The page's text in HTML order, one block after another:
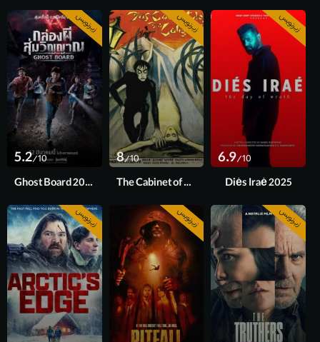
زیرنویس
6.9/10
Diés Iraé 2025
زیرنویس
8/10
The Cabinet of Dr. Caligari 1920
زیرنویس
5.2/10
Ghost Board 2026
زیرنویس زیرنویس زیرنویس